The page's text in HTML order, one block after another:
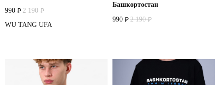
990 ₽ 2 190 ₽
WU TANG UFA
Башкортостан
990 ₽ 2 190 ₽